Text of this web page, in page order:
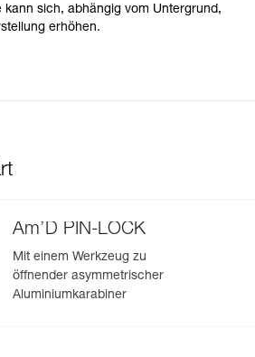
kann sich, abhängig vom Untergrund,
erhöhen.
Am’D PIN-LOCK
Mit einem Werkzeug zu
öffnender asymmetrischer
Aluminiumkarabiner